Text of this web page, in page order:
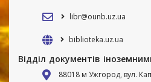
libr@ounb.uz.ua
biblioteka.uz.ua
Відділ документів
88018 м Ужгород, вул.